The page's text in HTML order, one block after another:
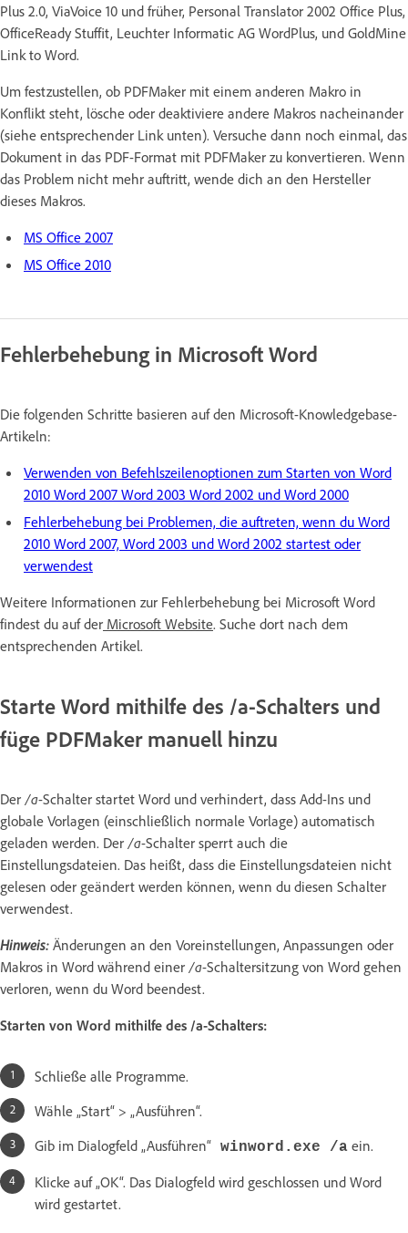
Plus 2.0, ViaVoice 10 und früher, Personal Translator 2002 Office Plus,
OfficeReady Stuffit, Leuchter Informatic AG WordPlus, und GoldMine
Link to Word.
Um festzustellen, ob PDFMaker mit einem anderen Makro in
Konflikt steht, lösche oder deaktiviere andere Makros nacheinander
(siehe entsprechender Link unten). Versuche dann noch einmal, das
Dokument in das PDF-Format mit PDFMaker zu konvertieren. Wenn
das Problem nicht mehr auftritt, wende dich an den Hersteller
dieses Makros.
MS Office 2007
MS Office 2010
Fehlerbehebung in Microsoft Word
Die folgenden Schritte basieren auf den Microsoft-Knowledgebase-
Artikeln:
Verwenden von Befehlszeilenoptionen zum Starten von Word
2010 Word 2007 Word 2003 Word 2002 und Word 2000
Fehlerbehebung bei Problemen, die auftreten, wenn du Word
2010 Word 2007, Word 2003 und Word 2002 startest oder
verwendest
Weitere Informationen zur Fehlerbehebung bei Microsoft Word
findest du auf der Microsoft Website. Suche dort nach dem
entsprechenden Artikel.
Starte Word mithilfe des /a-Schalters und
füge PDFMaker manuell hinzu
Der /a-Schalter startet Word und verhindert, dass Add-Ins und
globale Vorlagen (einschließlich normale Vorlage) automatisch
geladen werden. Der /a-Schalter sperrt auch die
Einstellungsdateien. Das heißt, dass die Einstellungsdateien nicht
gelesen oder geändert werden können, wenn du diesen Schalter
verwendest.
Hinweis: Änderungen an den Voreinstellungen, Anpassungen oder
Makros in Word während einer /a-Schaltersitzung von Word gehen
verloren, wenn du Word beendest.
Starten von Word mithilfe des /a-Schalters:
Schließe alle Programme.
Wähle „Start“ > „Ausführen“.
Gib im Dialogfeld „Ausführen“ winword.exe /a ein.
Klicke auf „OK“. Das Dialogfeld wird geschlossen und Word
wird gestartet.